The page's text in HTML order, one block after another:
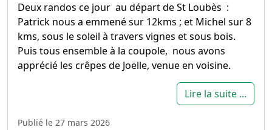
Deux randos ce jour au départ de St Loubès :
Patrick nous a emmené sur 12kms ; et Michel sur 8
kms, sous le soleil à travers vignes et sous bois.
Puis tous ensemble à la coupole, nous avons
apprécié les crêpes de Joëlle, venue en voisine.
Lire la suite ...
Publié le 27 mars 2026